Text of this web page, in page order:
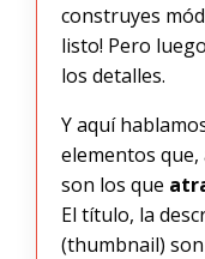
construyes
listo! Pero
los detalles.
Y aquí
elementos
son los que
El título, la
(thumbnail)